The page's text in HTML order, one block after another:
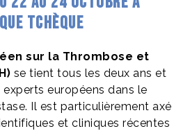
Tchèque
sur la Thrombose et
se tient tous les deux ans et
européens dans le
Il est particulièrement axé
et cliniques récentes